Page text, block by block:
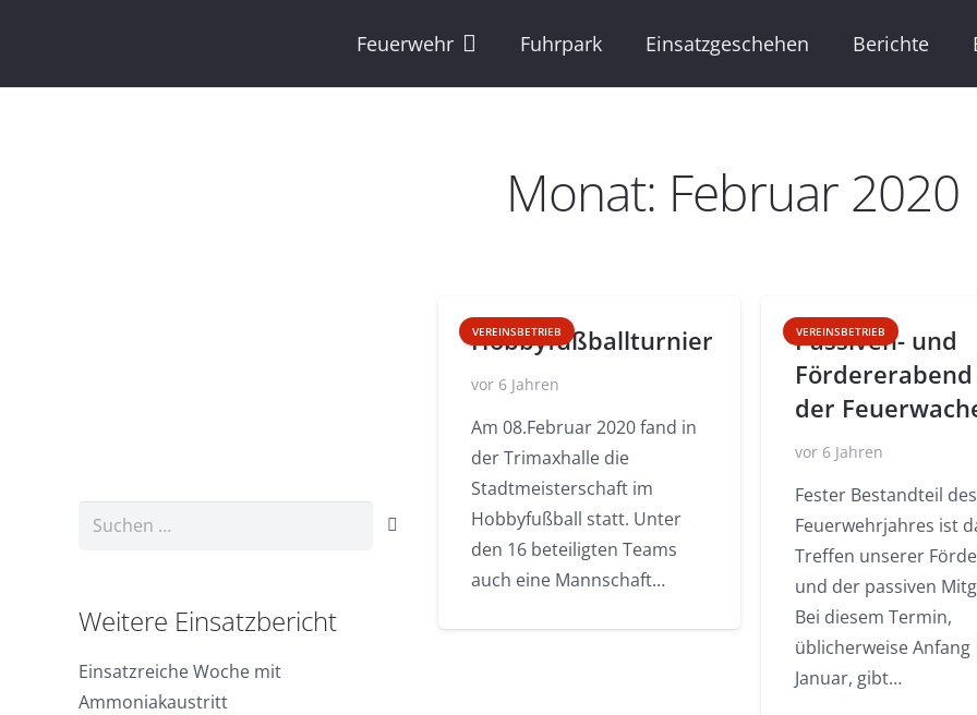
Feuerwehr Fuhrpark Einsatzgeschehen Berichte
Monat: Februar 2020
VEREINSBETRIEB
Hobbyfußballturnier
vor 6 Jahren
Am 08.Februar 2020 fand in
der Trimaxhalle die
Stadtmeisterschaft im
Hobbyfußball statt. Unter
den 16 beteiligten Teams
auch eine Mannschaft…
VEREINSBETRIEB
Passiven- und
der
vor 6 Jahren
Fester Bestandteil des
Feuerwehrjahres ist
Treffen unserer
und der passiven
Bei diesem Termin,
üblicherweise Anfang
Januar, gibt…
Suchen
Weitere Einsatzbericht
Einsatzreiche Woche mit
Ammoniakaustritt